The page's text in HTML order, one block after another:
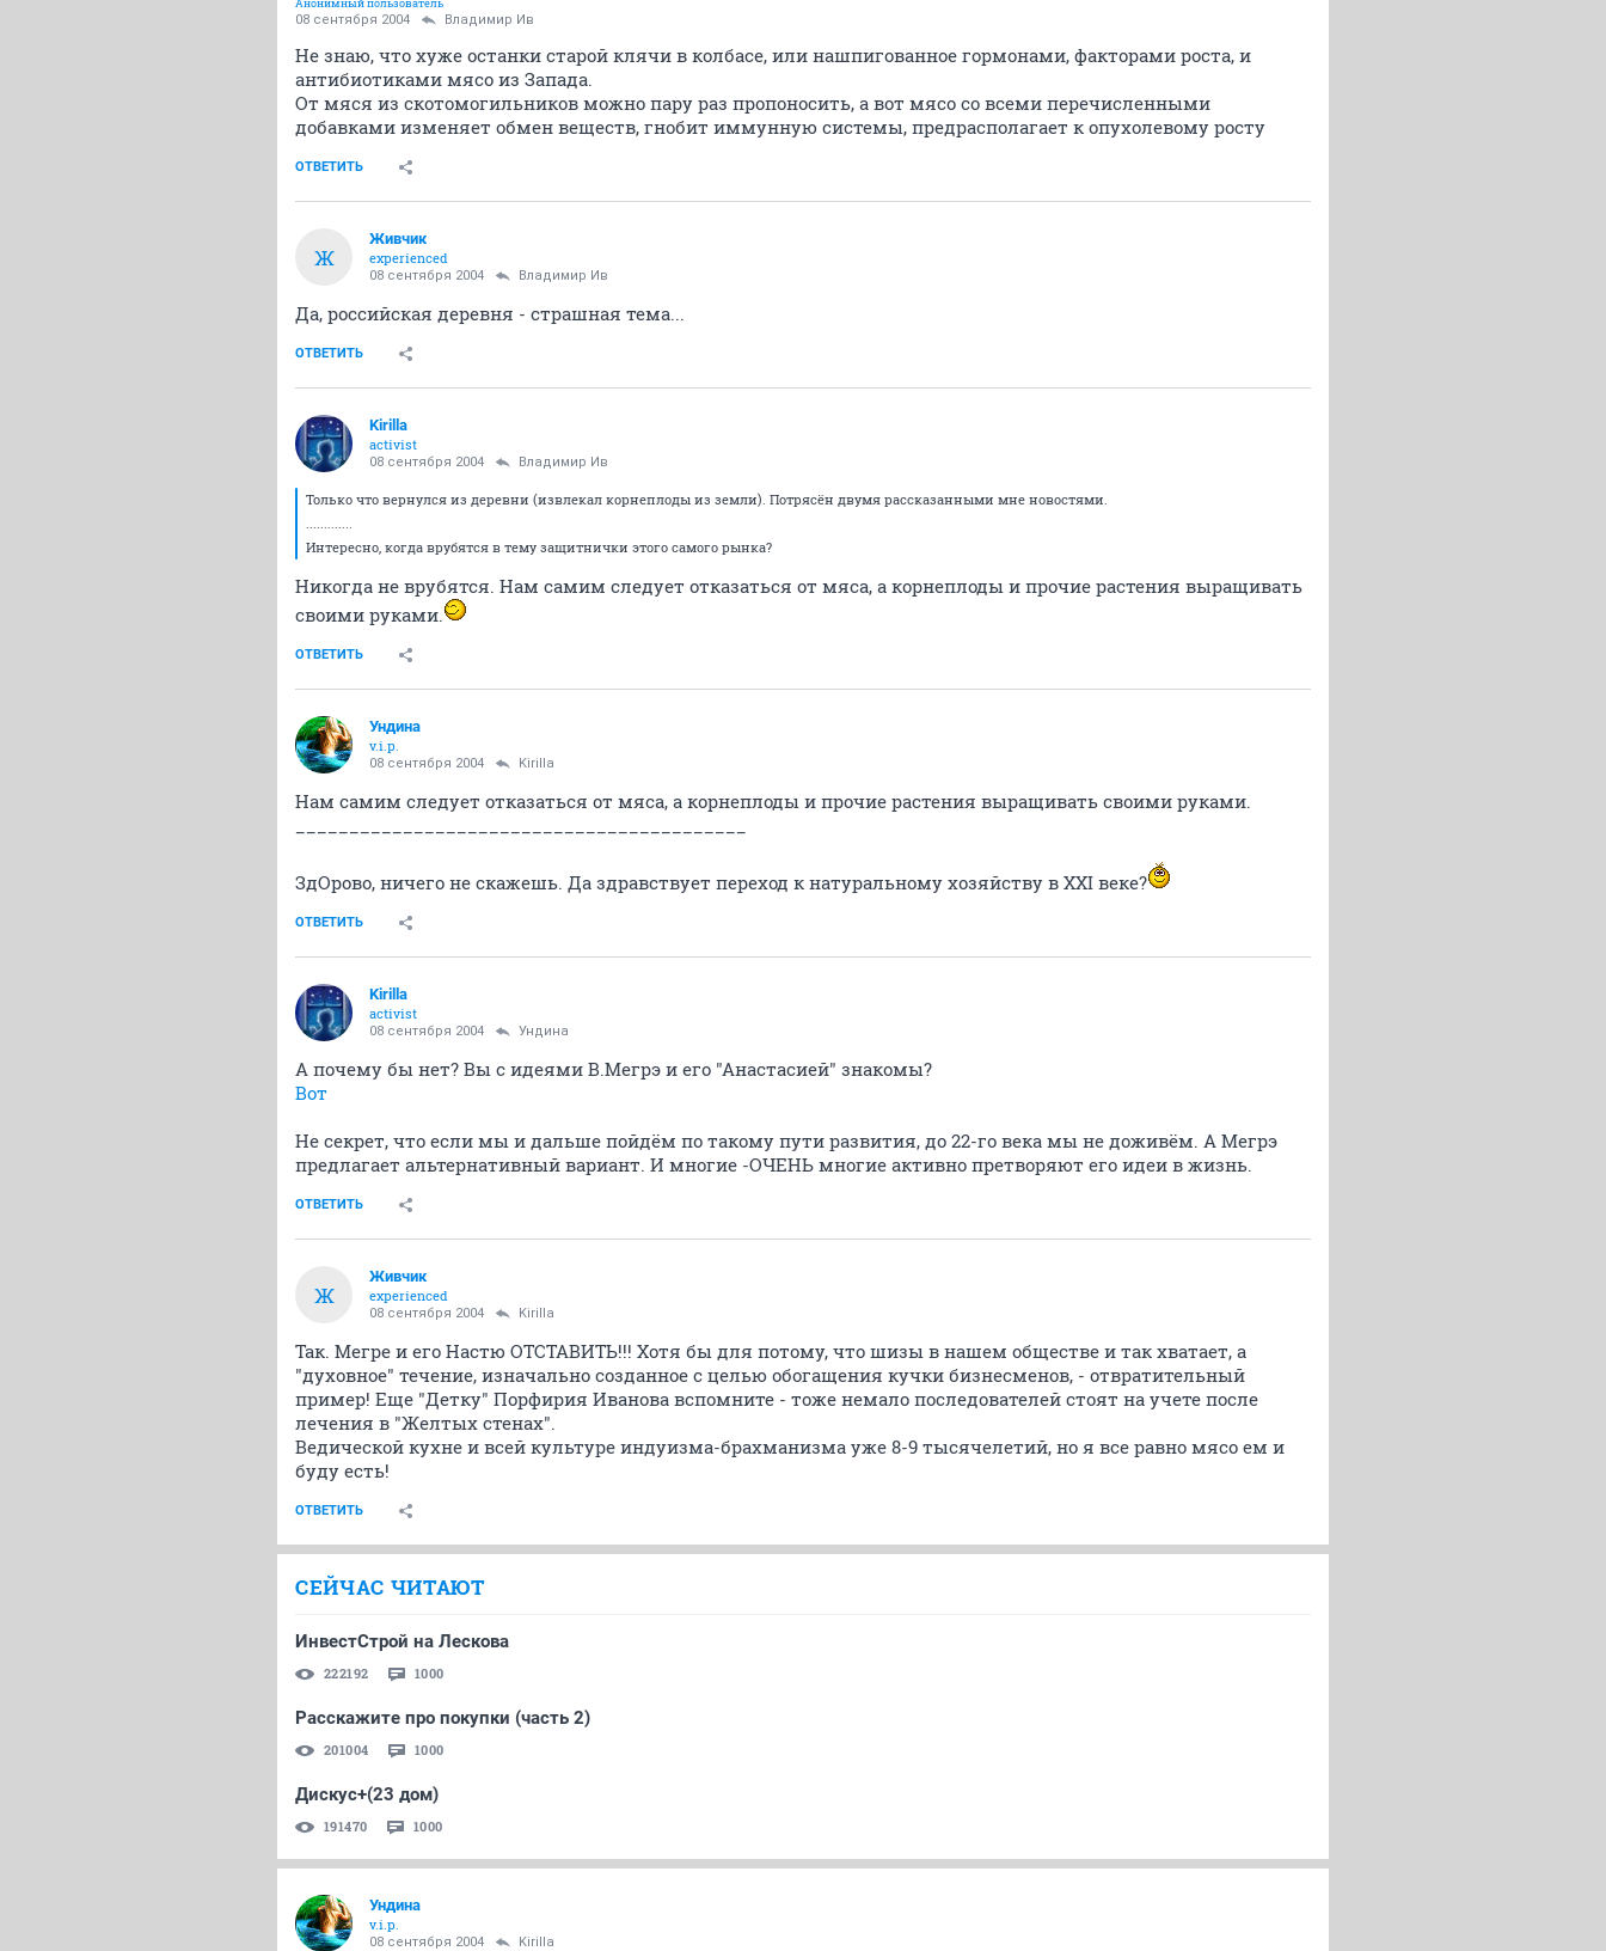
Анонимный пользователь
08 сентября 2004 Владимир Ив
Не знаю, что хуже останки старой клячи в колбасе, или нашпигованное гормонами, факторами роста, и
антибиотиками мясо из Запада.
От мяся из скотомогильников можно пару раз пропоносить, а вот мясо со всеми перечисленными
добавками изменяет обмен веществ, гнобит иммунную системы, предрасполагает к опухолевому росту
ОТВЕТИТЬ
Ж
Живчик
experienced
08 сентября 2004 Владимир Ив
Да, российская деревня - страшная тема...
ОТВЕТИТЬ
Kirilla
activist
08 сентября 2004 Владимир Ив
Только что вернулся из деревни (извлекал корнеплоды из земли). Потрясён двумя рассказанными мне новостями.
.............
Интересно, когда врубятся в тему защитнички этого самого рынка?
Никогда не врубятся. Нам самим следует отказаться от мяса, а корнеплоды и прочие растения выращивать
своими руками.
ОТВЕТИТЬ
Ундина
v.i.p.
08 сентября 2004 Kirilla
Нам самим следует отказаться от мяса, а корнеплоды и прочие растения выращивать своими руками.
ЗдОрово, ничего не скажешь. Да здравствует переход к натуральному хозяйству в XXI веке?
ОТВЕТИТЬ
Kirilla
activist
08 сентября 2004 Ундина
А почему бы нет? Вы с идеями В.Мегрэ и его "Анастасией" знакомы?
Вот
Не секрет, что если мы и дальше пойдём по такому пути развития, до 22-го века мы не доживём. А Мегрэ
предлагает альтернативный вариант. И многие -ОЧЕНЬ многие активно претворяют его идеи в жизнь.
ОТВЕТИТЬ
Ж
Живчик
experienced
08 сентября 2004 Kirilla
Так. Мегре и его Настю ОТСТАВИТЬ!!! Хотя бы для потому, что шизы в нашем обществе и так хватает, а
"духовное" течение, изначально созданное с целью обогащения кучки бизнесменов, - отвратительный
пример! Еще "Детку" Порфирия Иванова вспомните - тоже немало последователей стоят на учете после
лечения в "Желтых стенах".
Ведической кухне и всей культуре индуизма-брахманизма уже 8-9 тысячелетий, но я все равно мясо ем и
буду есть!
ОТВЕТИТЬ
СЕЙЧАС ЧИТАЮТ
ИнвестСтрой на Лескова
222192 1000
Расскажите про покупки (часть 2)
201004 1000
Дискус+(23 дом)
191470 1000
Ундина
v.i.p.
08 сентября 2004 Kirilla